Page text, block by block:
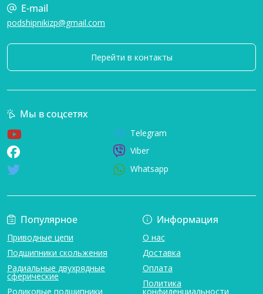
E-mail
podshipnikizp@gmail.com
Перейти в контакты
Популярное
Приводные цепи
Подшипники скольжения
Радиальные двухрядные
сферические
Роликовые подшипники
Информация
О нас
Доставка
Оплата
Политика
конфиденциальности
Мы в соцсетях
Telegram
Viber
Whatsapp